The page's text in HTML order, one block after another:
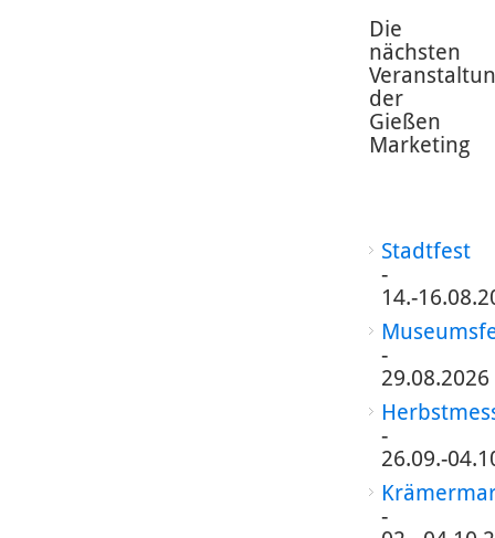
Die
nächsten
der
Gießen
Marketing
Stadtfest
-
14.-
-
29.08.2026
-
26.09.-
-